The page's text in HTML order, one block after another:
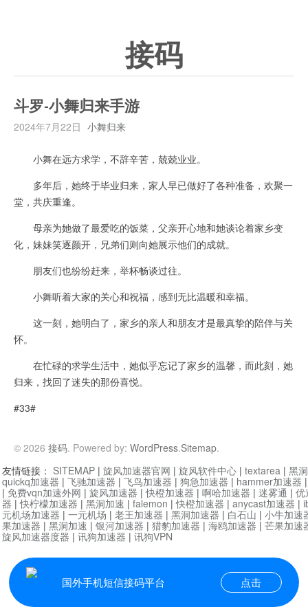
接码
斗罗-小舞归来手游
2024年7月22日 小舞归来
小舞在远方求学，不辞辛苦，兢兢业业。
多年后，她终于毕业归来，家人早已做好了各种准备，欢聚一
堂，共庆重逢。
母亲为她做了最爱吃的饭菜，父亲开心地和她谈论着家乡变
化，妹妹笑逐颜开，兄弟们则向她展示他们的成就。
朋友们也纷纷赶来，举杯畅谈过往。
小舞听着大家的关心和祝福，感到无比温暖和幸福。
这一刻，她明白了，家乡的亲人和朋友才是最真挚的陪伴与关
怀。
在忙碌的求学生活中，她似乎忘记了家乡的温馨，而此刻，她
归来，找回了迷失的那份喜悦。
#33#
© 2026 接码. Powered by: WordPress.Sitemap.
国外手机短信接码平台 点击
友情链接： SITEMAP | 旋风加速器官网 | 旋风软件中心 | textarea | 黑
quickq加速器 | 飞驰加速器 | 飞鸟加速器 | 狗急加速器 | hammer加速器
| 免费vqn加速外网 | 旋风加速器 |快橙加速器 | 啊哈加速器 | 迷雾通 | 优
器 |快柠檬加速器 | 黑洞加速 | falemon |快橙加速器 | anycast加速器 |
元机场加速器 | 一元机场 | 老王加速器 | 黑洞加速器 | 白石山 | 小牛加速
果加速器 | 黑洞加速 | 银河加速器 | 猎豹加速器 | 海鸥加速器 | 芒果加速
旋风加速器度器 | 讯狗加速器 | 讯狗VPN